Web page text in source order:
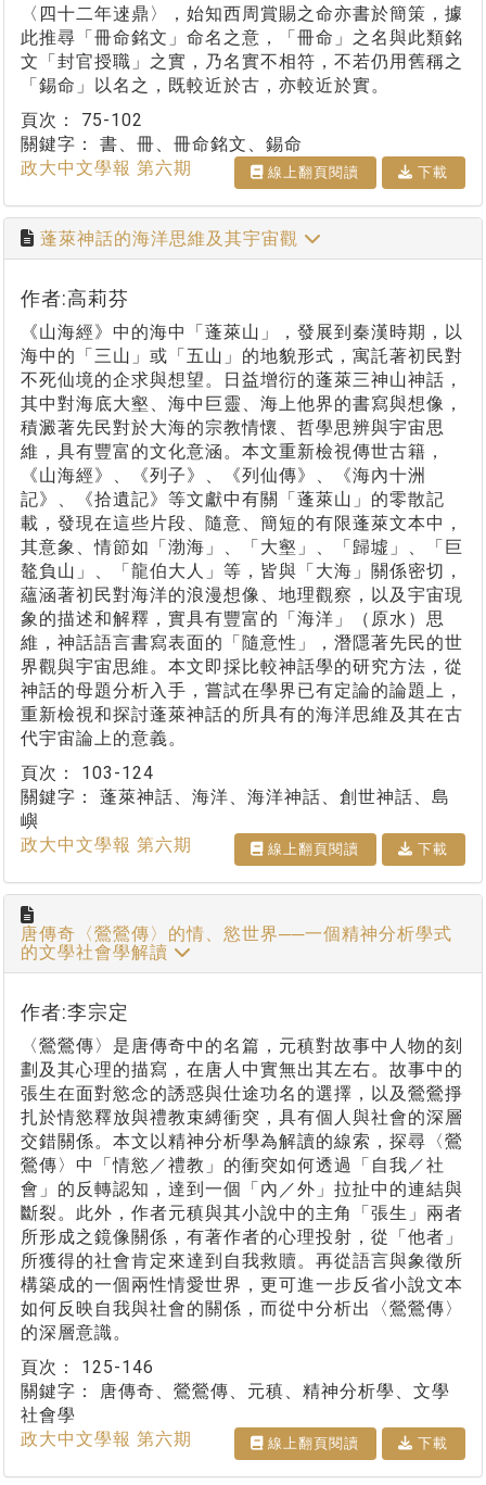
〈四十二年逨鼎〉，始知西周賞賜之命亦書於簡策，據
此推尋「冊命銘文」命名之意，「冊命」之名與此類銘
文「封官授職」之實，乃名實不相符，不若仍用舊稱之
「錫命」以名之，既較近於古，亦較近於實。
頁次： 75-102
關鍵字： 書、冊、冊命銘文、錫命
政大中文學報 第六期
線上翻⾴閱讀 下載
蓬萊神話的海洋思維及其宇宙觀
作者:高莉芬
《山海經》中的海中「蓬萊山」，發展到秦漢時期，以
海中的「三山」或「五山」的地貌形式，寓託著初民對
不死仙境的企求與想望。日益增衍的蓬萊三神山神話，
其中對海底大壑、海中巨靈、海上他界的書寫與想像，
積澱著先民對於大海的宗教情懷、哲學思辨與宇宙思
維，具有豐富的文化意涵。本文重新檢視傳世古籍，
《山海經》、《列子》、《列仙傳》、《海內十洲
記》、《拾遺記》等文獻中有關「蓬萊山」的零散記
載，發現在這些片段、隨意、簡短的有限蓬萊文本中，
其意象、情節如「渤海」、「大壑」、「歸墟」、「巨
鼇負山」、「龍伯大人」等，皆與「大海」關係密切，
蘊涵著初民對海洋的浪漫想像、地理觀察，以及宇宙現
象的描述和解釋，實具有豐富的「海洋」（原水）思
維，神話語言書寫表面的「隨意性」，潛隱著先民的世
界觀與宇宙思維。本文即採比較神話學的研究方法，從
神話的母題分析入手，嘗試在學界已有定論的論題上，
重新檢視和探討蓬萊神話的所具有的海洋思維及其在古
代宇宙論上的意義。
頁次： 103-124
關鍵字： 蓬萊神話、海洋、海洋神話、創世神話、島
嶼
政大中文學報 第六期
線上翻⾴閱讀 下載
唐傳奇〈鶯鶯傳〉的情、慾世界──一個精神分析學式
的文學社會學解讀
作者:李宗定
〈鶯鶯傳〉是唐傳奇中的名篇，元稹對故事中人物的刻
劃及其心理的描寫，在唐人中實無出其左右。故事中的
張生在面對慾念的誘惑與仕途功名的選擇，以及鶯鶯掙
扎於情慾釋放與禮教束縛衝突，具有個人與社會的深層
交錯關係。本文以精神分析學為解讀的線索，探尋〈鶯
鶯傳〉中「情慾／禮教」的衝突如何透過「自我／社
會」的反轉認知，達到一個「內／外」拉扯中的連結與
斷裂。此外，作者元稹與其小說中的主角「張生」兩者
所形成之鏡像關係，有著作者的心理投射，從「他者」
所獲得的社會肯定來達到自我救贖。再從語言與象徵所
構築成的一個兩性情愛世界，更可進一步反省小說文本
如何反映自我與社會的關係，而從中分析出〈鶯鶯傳〉
的深層意識。
頁次： 125-146
關鍵字： 唐傳奇、鶯鶯傳、元稹、精神分析學、文學
社會學
政大中文學報 第六期
線上翻⾴閱讀 下載